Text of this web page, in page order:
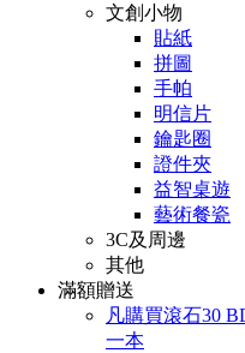
文創小物
貼紙
拼圖
手帕
明信片
鑰匙圈
證件夾
益智桌遊
藝術餐瓷
3C及周邊
其他
滿額贈送
凡購買滾石30
一本